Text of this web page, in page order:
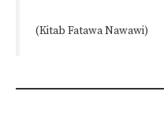
(Kitab Fatawa Nawawi)